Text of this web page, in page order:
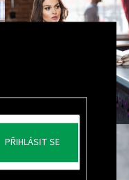
PŘIHLÁSIT SE